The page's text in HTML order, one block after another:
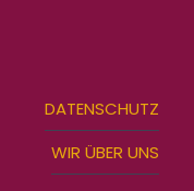
DATENSCHUTZ
WIR ÜBER UNS